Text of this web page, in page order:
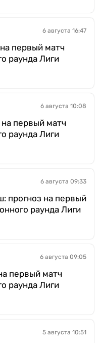
6 августа 16:47
первый матч
раунда Лиги
6 августа 10:08
первый матч
раунда Лиги
6 августа 09:33
прогноз на первый
раунда Лиги
6 августа 09:05
первый матч
раунда Лиги
5 августа 10:51